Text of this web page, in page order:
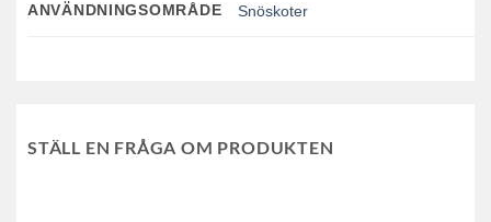
ANVÄNDNINGSOMRÅDE Snöskoter
STÄLL EN FRÅGA OM PRODUKTEN